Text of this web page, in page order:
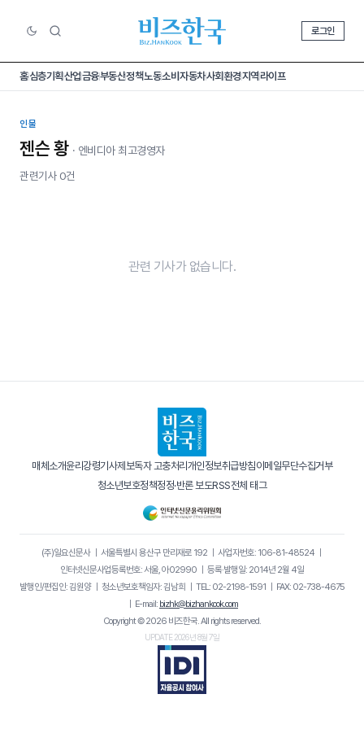
로그인
홈심층기획산업금융부동산정책노동소비 자동차사회환경지역라이프
인물
젠슨 황 · 엔비디아 최고경영자
관련기사 0건
관련 기사가 없습니다.
매체소개윤리강령기사제보독자 고충처리개인정보취급방침이메일무단수집거부
청소년보호정책정정·반론 보도RSS전체 태그
(주)일요신문사｜ 서울특별시 용산구 만리재로 192｜ 사업자번호: 106-81-48524｜
인터넷신문사업등록번호: 서울, 아02990 ｜ 등록·발행일: 2014년 2월 4일
발행인/편집인: 김원양｜ 청소년보호책임자: 김남희 ｜ TEL: 02-2198-1591 ｜ FAX: 02-738-4675
｜ E-mail: bizhk@bizhankook.com
Copyright © 2026 비즈한국. All rights reserved.
UPDATE 2026년 8월 7일